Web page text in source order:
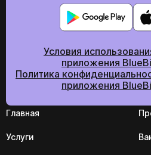
Условия
приложения
Политика
приложения
Главная
Услуги